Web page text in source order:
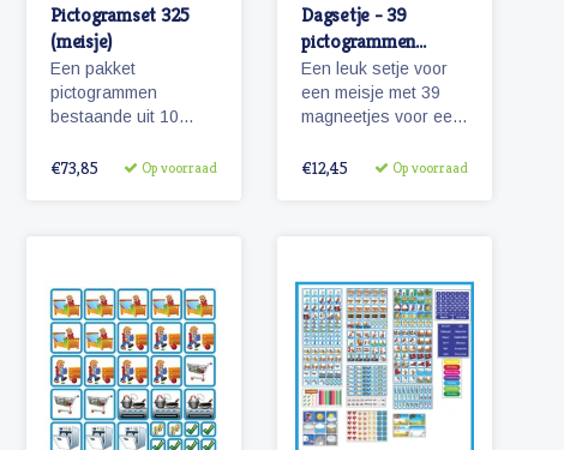
Pictogramset 325
(meisje)
Een pakket
pictogrammen
bestaande uit 10
totaal 325
€73,85 Op voorraad
Dagsetje - 39
pictogrammen
(meisje)
Een leuk setje voor
een meisje met 39
magneetjes voor een
o.a. magneetjes voor
€12,45 Op voorraad